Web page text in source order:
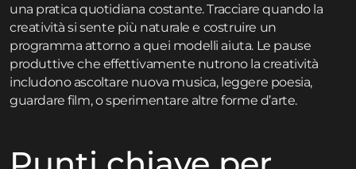
una pratica quotidiana costante. Tracciare quando la
creatività si sente più naturale e costruire un
programma attorno a quei modelli aiuta. Le pause
produttive che effettivamente nutrono la creatività
includono ascoltare nuova musica, leggere poesia,
guardare film, o sperimentare altre forme d’arte.